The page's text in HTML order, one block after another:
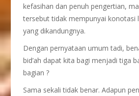
kefasihan dan penuh pengertian,
tersebut tidak mempunyai konotasi
yang dikandungnya.
Dengan pernyataan umum tadi,
bid’ah dapat kita bagi menjadi tiga
bagian ?
Sama sekali tidak benar. Adapun